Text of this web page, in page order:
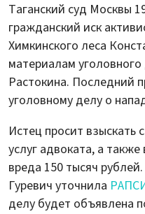
Таганский суд Москвы
гражданский иск
Химкинского леса
материалам
Растокина. Последний
уголовному делу о
Истец просит взыскать
услуг адвоката, а
вреда 150 тысяч
Гуревич уточнила
делу будет объявлена